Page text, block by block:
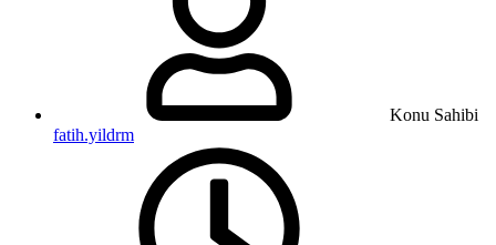
Konu Sahibi
fatih.yildrm